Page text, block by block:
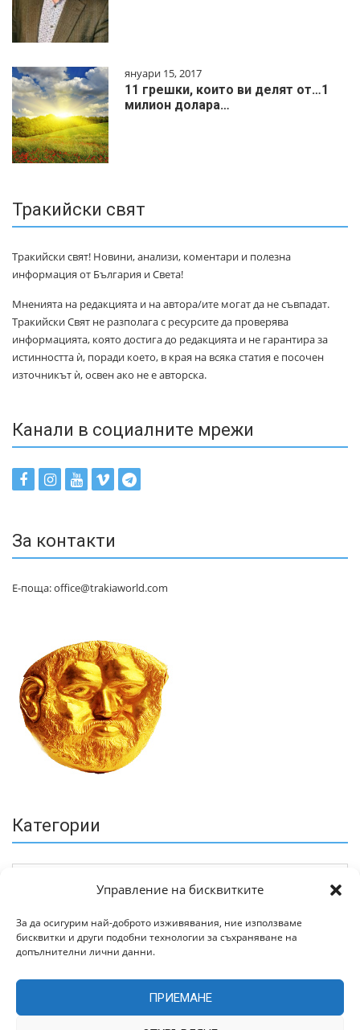
Управление на бисквитките
За да осигурим най-доброто изживявания, ние използваме
бисквитки и други подобни технологии за съхраняване на
допълнителни лични данни.
ПРИЕМАНЕ
януари 15, 2017
11 грешки, които ви делят от…1
милиoн дoлapa…
Тракийски свят
Тракийски свят! Новини, анализи, коментари и полезна
информация от България и Света!
Мненията на редакцията и на автора/ите могат да не съвпадат.
Тракийски Свят не разполага с ресурсите да проверява
информацията, която достига до редакцията и не гарантира за
истинността ѝ, поради което, в края на всяка статия е посочен
източникът ѝ, освен ако не е авторска.
Канали в социалните мрежи
За контакти
Е-поща: office@trakiaworld.com
Категории
Архив